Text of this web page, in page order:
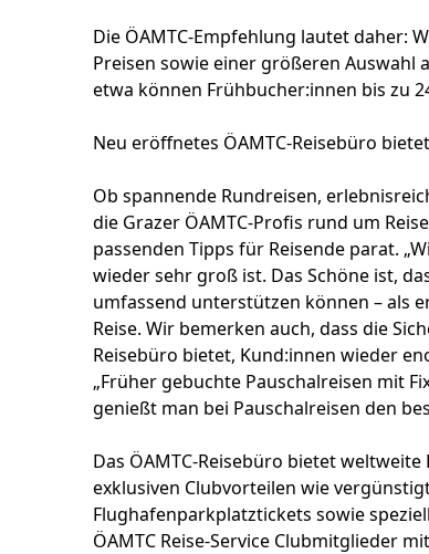
Die ÖAMTC-Empfehlung lautet daher:
Preisen sowie einer größeren
etwa können Frühbucher:innen bis zu
Neu eröffnetes ÖAMTC-Reisebüro
Ob spannende Rundreisen,
die Grazer ÖAMTC-Profis rund um
passenden Tipps für Reisende parat.
wieder sehr groß ist. Das Schöne ist,
umfassend unterstützen können – als
Reise. Wir bemerken auch, dass die
Reisebüro bietet, Kund:innen wieder
„Früher gebuchte Pauschalreisen mit
genießt man bei Pauschalreisen den
Das ÖAMTC-Reisebüro bietet
exklusiven Clubvorteilen wie
Flughafenparkplatztickets sowie
ÖAMTC Reise-Service Clubmitglieder